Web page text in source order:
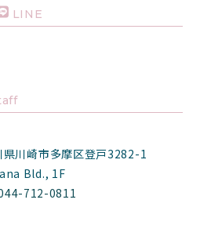
LINE
川崎市多摩区登戸3282-1
Bld., 1F
712-0811